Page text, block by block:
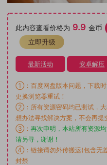
此内容查看价格为 9.9 金币
立即升级
最新活动 安卓解压
①：百度网盘版本问题，下载
更换浏览器重试！
②：所有资源密码均已测试，大
想办法寻找解决方案，不会再提
③： 再次申明，本站所有资源
请另寻，谢谢！
④：链接请勿外传搬运(包含无
封禁